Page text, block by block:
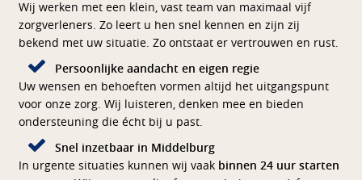
Wij werken met een klein, vast team van maximaal vijf
zorgverleners. Zo leert u hen snel kennen en zijn zij
bekend met uw situatie. Zo ontstaat er vertrouwen en rust.
Persoonlijke aandacht en eigen regie
Uw wensen en behoeften vormen altijd het uitgangspunt
voor onze zorg. Wij luisteren, denken mee en bieden
ondersteuning die écht bij u past.
Snel inzetbaar in Middelburg
In urgente situaties kunnen wij vaak binnen 24 uur starten